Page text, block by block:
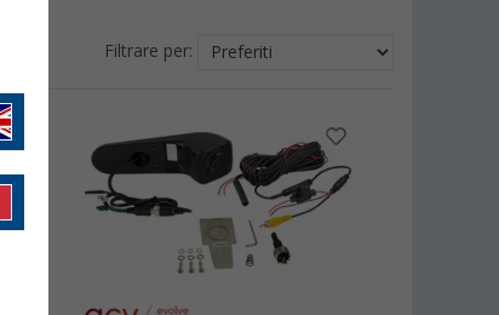
Filtrare per: